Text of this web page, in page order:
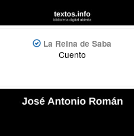
La Reina de Saba
Cuento